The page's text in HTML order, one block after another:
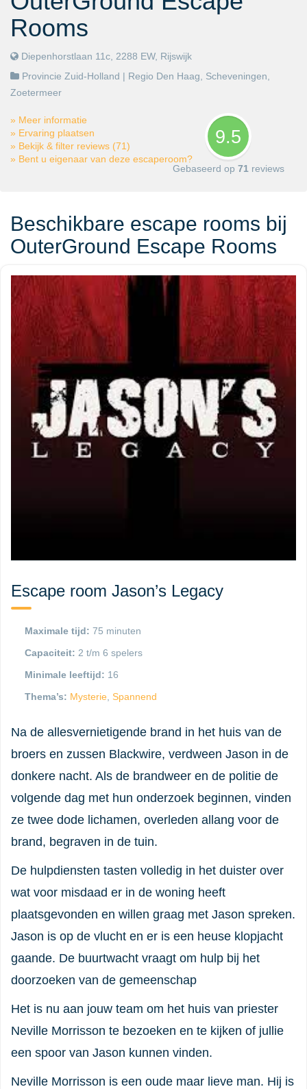
Rooms
Diepenhorstlaan 11c, 2288 EW, Rijswijk
Provincie Zuid-Holland | Regio Den Haag Scheveningen
Zoetermeer
» Meer informatie
» Ervaring plaatsen
» Bekijk & filter reviews (71)
» Bent u eigenaar van deze escaperoom?
9.5
Gebaseerd op 71 reviews
Beschikbare escape rooms bij
OuterGround Escape Rooms
Escape room Jason’s Legacy
Maximale tijd: 75 minuten
Capaciteit: 2 t/m 6 spelers
Minimale leeftijd: 16
Thema’s: Mysterie Spannend
Na de allesvernietigende brand in het huis van de
broers en zussen Blackwire, verdween Jason in de
donkere nacht. Als de brandweer en de politie de
volgende dag met hun onderzoek beginnen, vinden
ze twee dode lichamen, overleden allang voor de
brand, begraven in de tuin.
De hulpdiensten tasten volledig in het duister over
wat voor misdaad er in de woning heeft
plaatsgevonden en willen graag met Jason spreken.
Jason is op de vlucht en er is een heuse klopjacht
gaande. De buurtwacht vraagt om ​​hulp bij het
doorzoeken van de gemeenschap
Het is nu aan jouw team om het huis van priester
Neville Morrisson te bezoeken en te kijken of jullie
een spoor van Jason kunnen vinden.
Neville Morrisson is een oude maar lieve man. Hij is